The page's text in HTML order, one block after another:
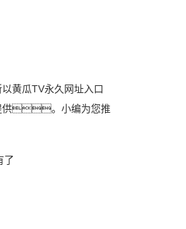
瓜TV永久网址入口
供。小编为您推
了